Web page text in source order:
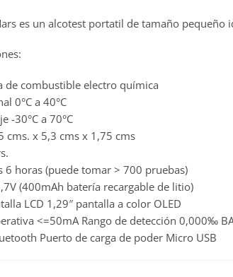
es un alcotest portatil de tamaño
de combustible electro química
0°C a 40°C
-30°C a 70°C
cms. x 5,3 cms x 1,75 cms
6 horas (puede tomar > 700 pruebas)
(400mAh batería recargable de litio)
LCD 1,29″ pantalla a color OLED
<=50mA Rango de detección 0,000‰
Puerto de carga de poder Micro USB